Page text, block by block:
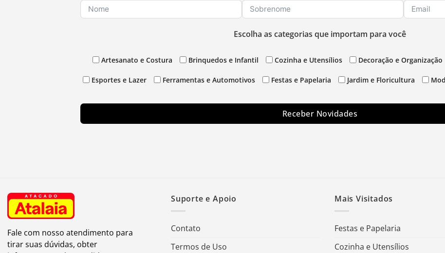
Escolha as categorias que importam para você
Artesanato e Costura Brinquedos e Infantil Cozinha e Utensílios Decoração e Organização
Esportes e Lazer Ferramentas e Automotivos Festas e Papelaria Jardim e Floricultura
Receber Novidades
Fale com nosso atendimento para
tirar suas dúvidas, obter
Suporte e Apoio
Contato
Termos de Uso
Mais Visitados
Festas e Papelaria
Cozinha e Utensílios